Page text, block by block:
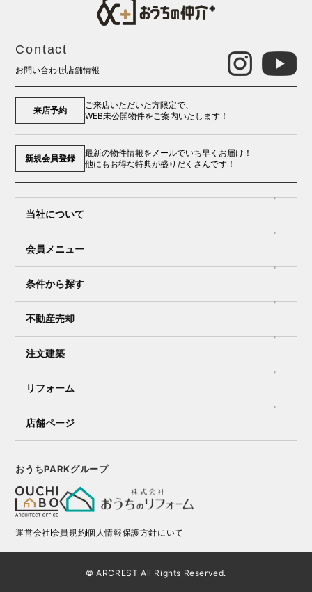
Contact
お問い合わせ 店舗情報
来店予約
ご来店いただいた方限定で、
WEB未公開物件をご案内いたします！
新規会員登録
最新の物件情報をメールでいち早くお届け！
他にもお得な特典が盛りだくさんです！
当社について
会員メニュー
条件から探す
不動産売却
注文建築
リフォーム
店舗ページ
おうちPARKグループ
運営会社会員規約個人情報保護方針にいて
© ARCREST All Rights Reserved.